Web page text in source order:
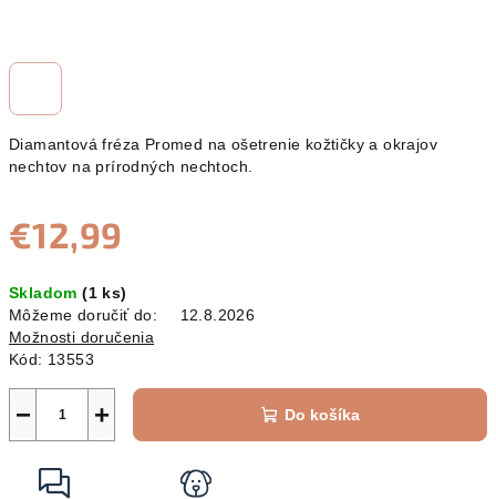
Diamantová fréza Promed na ošetrenie kožtičky a okrajov
nechtov na prírodných nechtoch.
€12,99
cena:
Skladom(1 ks)
Môžeme doručiť do:
12.8.2026
Možnosti doručenia
Kód: 13553
+
− Do košíka